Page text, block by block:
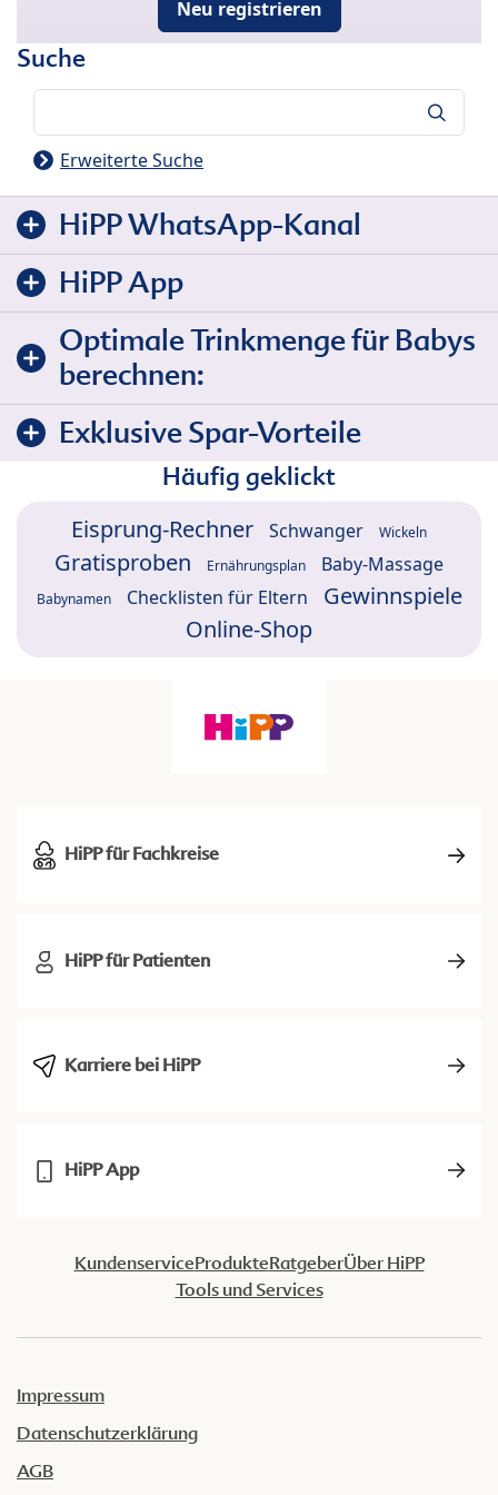
Neu registrieren
Suche
Erweiterte Suche
HiPP WhatsApp-Kanal
HiPP App
Optimale Trinkmenge für Babys
berechnen:
Exklusive Spar-Vorteile
Häufig geklickt
Eisprung-Rechner Schwanger Wickeln
Gratisproben Ernährungsplan Baby-Massage
Babynamen Checklisten für Eltern
Gewinnspiele
Online-Shop
HiPP für Fachkreise
HiPP für Patienten
Karriere bei HiPP
HiPP App
KundenserviceProdukteRatgeberÜber HiPP
Tools und Services
Impressum
Datenschutzerklärung
AGB